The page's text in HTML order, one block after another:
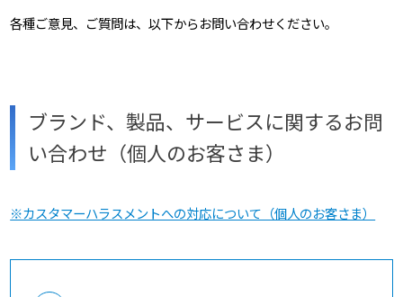
各種ご意見、ご質問は、以下からお問い合わせください。
ブランド、製品、サービスに関するお問
い合わせ（個人のお客さま）
※カスタマーハラスメントへの対応について（個人のお客さま）